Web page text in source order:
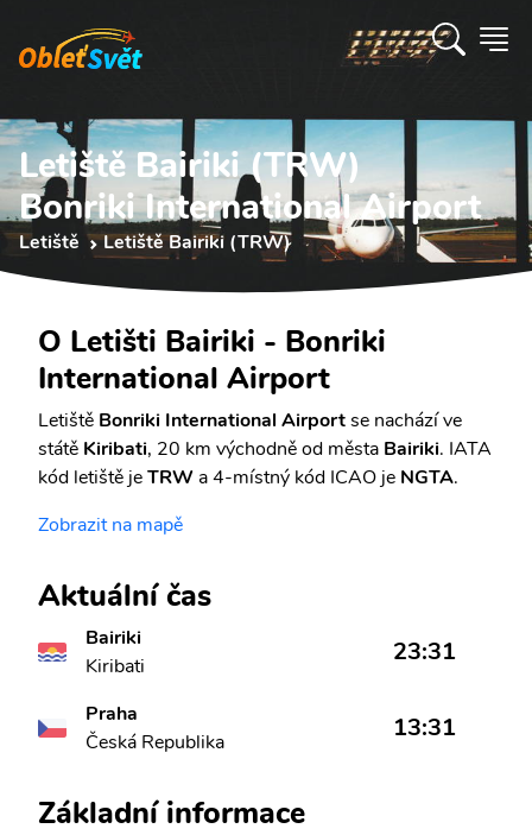
Letiště Bairiki (TRW)
Bonriki International Airport
Letiště Letiště Bairiki (TRW)
O Letišti Bairiki - Bonriki
International Airport
Letiště Bonriki International Airportse nachází ve
státě Kiribati, 20 km východně od města Bairiki. IATA
kód letiště jeTRW a 4-místný kód ICAO je NGTA.
Zobrazit na mapě
Aktuální čas
Bairiki
Kiribati
23:31
Praha
Česká Republika
13:31
Základní informace